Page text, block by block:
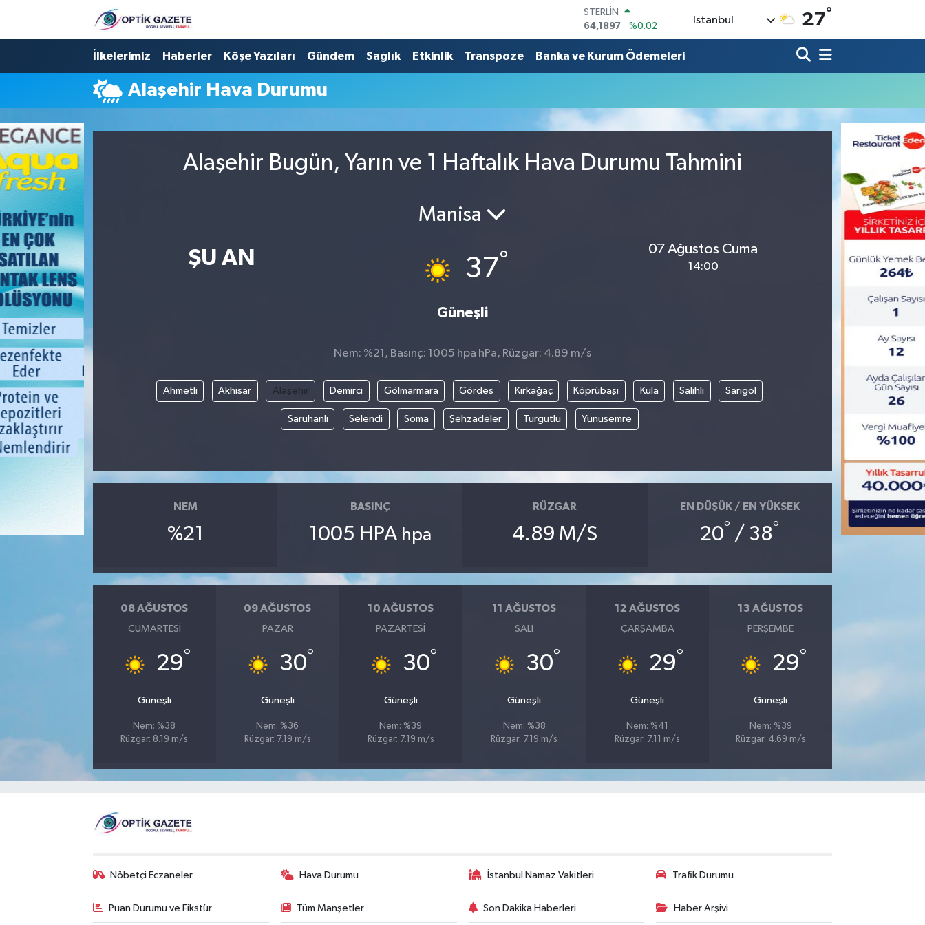
STERLİN
64,1897
%0.02
GRAM ALTIN
6574.81
%1.44
64.360,53
%-0.76
DOLAR
55,0265
%0.01
İstanbul 27°
İlkelerimiz Haberler Köşe Yazıları Gündem Sağlık Etkinlik Transpoze Banka ve Kurum Ödemeleri
Alaşehir Hava Durumu
Alaşehir Bugün, Yarın ve 1 Haftalık Hava Durumu Tahmini
ŞU AN
Manisa
37°
Güneşli
07 Ağustos Cuma
14:00
Nem: %21, Basınç: 1005 hpa hPa, Rüzgar: 4.89 m/s
Ahmetli Akhisar Alaşehir Demirci Gölmarmara Gördes Kırkağaç Köprübaşı Kula Salihli Sarıgöl
Saruhanlı Selendi Soma Şehzadeler Turgutlu Yunusemre
NEM
%21
BASINÇ
1005 HPA hpa
RÜZGAR
4.89 M/S
EN DÜŞÜK / EN YÜKSEK
20° / 38°
08 AĞUSTOS
CUMARTESI
29°
Güneşli
Nem: %38
Rüzgar: 8.19 m/s
09 AĞUSTOS
PAZAR
30°
Güneşli
Nem: %36
Rüzgar: 7.19 m/s
10 AĞUSTOS
PAZARTESI
30°
Güneşli
Nem: %39
Rüzgar: 7.19 m/s
11 AĞUSTOS
SALI
30°
Güneşli
Nem: %38
Rüzgar: 7.19 m/s
12 AĞUSTOS
ÇARŞAMBA
29°
Güneşli
Nem: %41
Rüzgar: 7.11 m/s
13 AĞUSTOS
PERŞEMBE
29°
Güneşli
Nem: %39
Rüzgar: 4.69 m/s
Nöbetçi Eczaneler Hava Durumu İstanbul Namaz Vakitleri Trafik Durumu
Puan Durumu ve Fikstür Tüm Manşetler Son Dakika Haberleri Haber Arşivi
Nöbetçi Eczaneler
Hava Durumu
İstanbul Namaz Vakitleri
Trafik Durumu
Süper Lig Puan Durumu ve Fikstür
Tüm Manşetler
Son Dakika Haberleri
Haber Arşivi